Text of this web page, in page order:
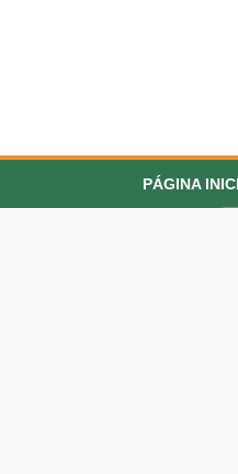
PÁGINA